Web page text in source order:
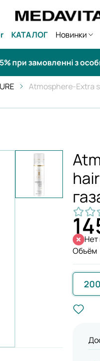
КАТАЛОГ Новинки
при замовленні з
Atmosphere-Extra
Нет
Объём